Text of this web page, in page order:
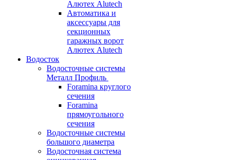
Алютех Alutech
Автоматика и
аксессуары для
секционных
гаражных ворот
Алютех Alutech
Водосток
Водосточные системы
Металл Профиль
Foramina круглого
сечения
Foramina
прямоугольного
сечения
Водосточные системы
большого диаметра
Водосточная система